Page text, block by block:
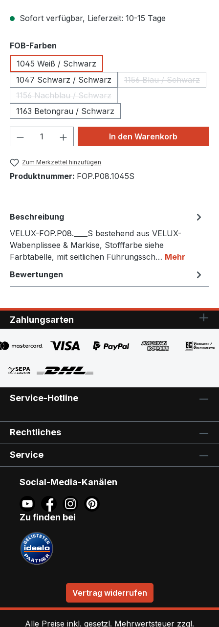
Sofort verfügbar, Lieferzeit: 10-15 Tage
FOB-Farben
1045 Weiß / Schwarz
1047 Schwarz / Schwarz
1156 Blau / Schwarz
(Diese Option ist
1156 Nachblau / Schwarz
(Diese Option ist zurzeit nicht verfügbar.)
1163 Betongrau / Schwarz
Produkt Anzahl: Gib denIn den Warenkorb
Zum Merkzettel hinzufügen
Produktnummer: FOP.P08.1045S
Beschreibung
VELUX-FOP.P08.____S bestehend aus VELUX-
Wabenplissee & Markise, Stofffarbe siehe
Farbtabelle, mit seitlichen Führungssch… Mehr
Bewertungen
Zahlungsarten
Service-Hotline
Rechtliches
Service
Social-Media-Kanälen
Zu finden bei
Vertrag widerrufen
Alle Preise inkl. gesetzl. Mehrwertsteuer zzgl.